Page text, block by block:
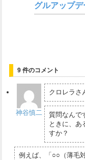
グルアップ
9 件のコメント
神谷慎二
クロレラさ
質問なんで
ときに、あ
すか？
例えば、「○○（薄毛